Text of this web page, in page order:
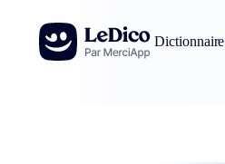
Aller au contenu
Dictionnaire